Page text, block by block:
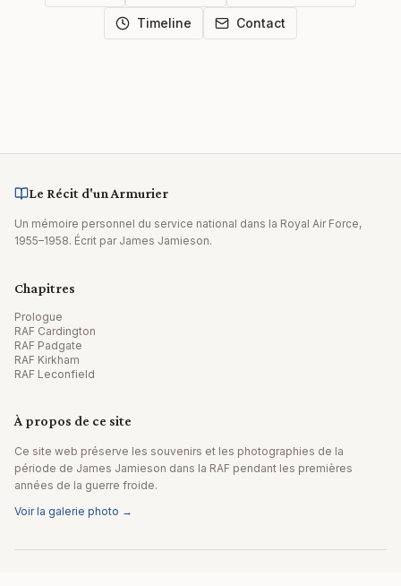
Timeline Contact
Le Récit d'un Armurier
Un mémoire personnel du service national dans la Royal Air Force,
1955–1958. Écrit par James Jamieson.
Chapitres
Prologue
RAF Cardington
RAF Padgate
RAF Kirkham
RAF Leconfield
À propos de ce site
Ce site web préserve les souvenirs et les photographies de la
période de James Jamieson dans la RAF pendant les premières
années de la guerre froide.
Voir la galerie photo →